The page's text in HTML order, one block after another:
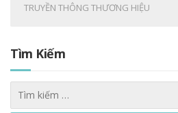
TRUYỀN THÔNG THƯƠNG HIỆU
Tìm Kiếm